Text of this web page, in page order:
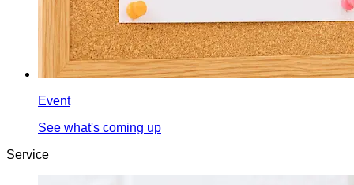
Event
See what's coming up
Service